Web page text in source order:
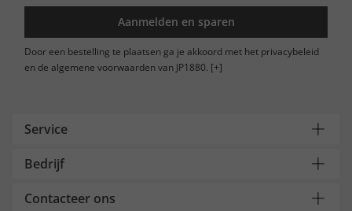
Aanmelden en sparen
Door een bestelling te plaatsen ga je akkoord met het privacybeleid
en de algemene voorwaarden van JP1880. [+]
Service
Bedrijf
Contacteer ons